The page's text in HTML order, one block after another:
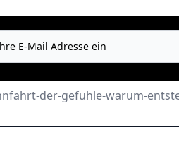
der-gefuhle-warum-